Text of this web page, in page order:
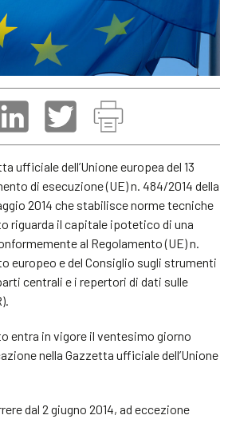
ufficiale dell’Unione europea del 13
di esecuzione (UE) n. 484/2014 della
2014 che stabilisce norme tecniche
riguarda il capitale ipotetico di una
al Regolamento (UE) n.
europeo e del Consiglio sugli strumenti
centrali e i repertori di dati sulle
entra in vigore il ventesimo giorno
nella Gazzetta ufficiale dell’Unione
dal 2 giugno 2014, ad eccezione